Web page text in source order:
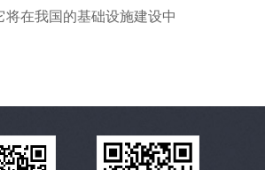
在我国的基础设施建设中